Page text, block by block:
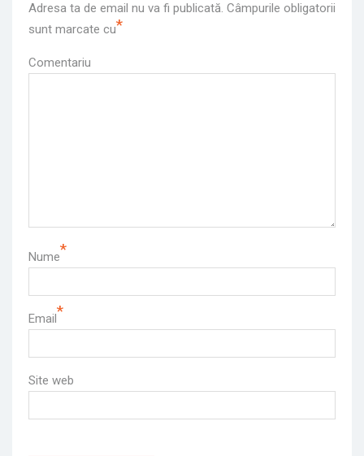
Adresa ta de email nu va fi publicată. Câmpurile obligatorii
sunt marcate cu*
Comentariu
Nume*
Email*
Site web